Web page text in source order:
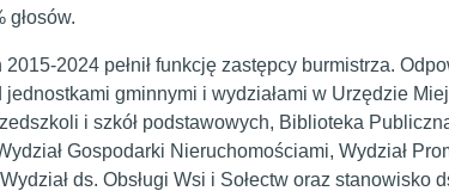
głosów.
2024 pełnił funkcję zastępcy burmistrza.
gminnymi i wydziałami w Urzędzie
i szkół podstawowych, Biblioteka
Gospodarki Nieruchomościami, Wydział
ds. Obsługi Wsi i Sołectw oraz stanowisko